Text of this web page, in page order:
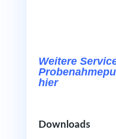
Weitere
hier
Downloads